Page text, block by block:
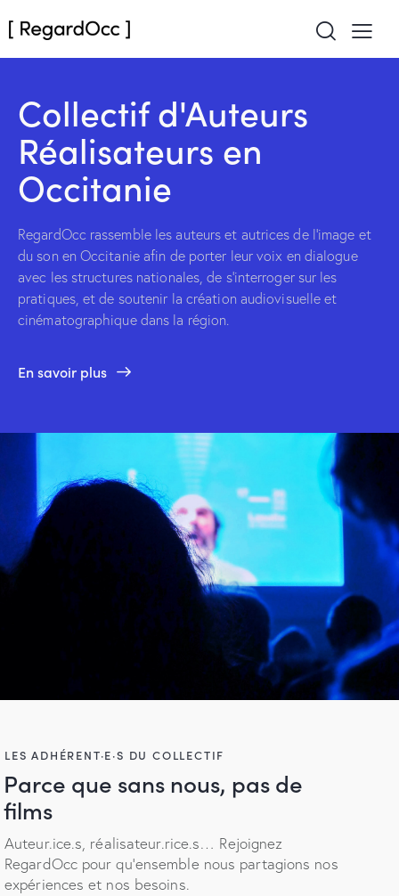
Collectif d'Auteurs
Réalisateurs en
Occitanie
RegardOcc rassemble les auteurs et autrices de l’image et
du son en Occitanie afin de porter leur voix en dialogue
avec les structures nationales, de s’interroger sur les
pratiques, et de soutenir la création audiovisuelle et
cinématographique dans la région.
En savoir plus
LES ADHÉRENT·E·S DU COLLECTIF
Parce que sans nous, pas de
films
Auteur.ice.s, réalisateur.rice.s… Rejoignez
RegardOcc pour qu’ensemble nous partagions nos
expériences et nos besoins.